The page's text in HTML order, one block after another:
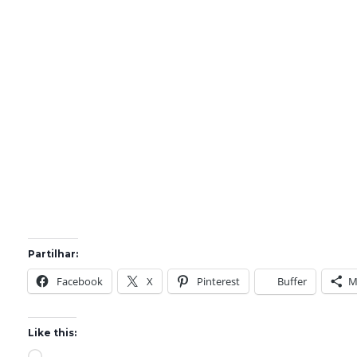
Partilhar:
Facebook X Pinterest Buffer
Like this: